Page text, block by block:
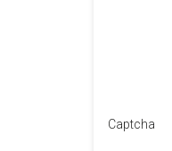
Captcha